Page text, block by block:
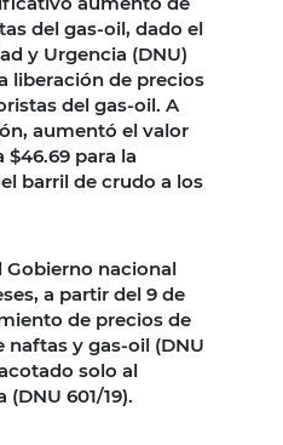
del gas-oil, dado el
y Urgencia (DNU)
liberación de precios
del gas-oil. A
aumentó el valor
$46.69 para la
barril de crudo a los
Gobierno nacional
a partir del 9 de
de precios de
y gas-oil (DNU
solo al
601/19).